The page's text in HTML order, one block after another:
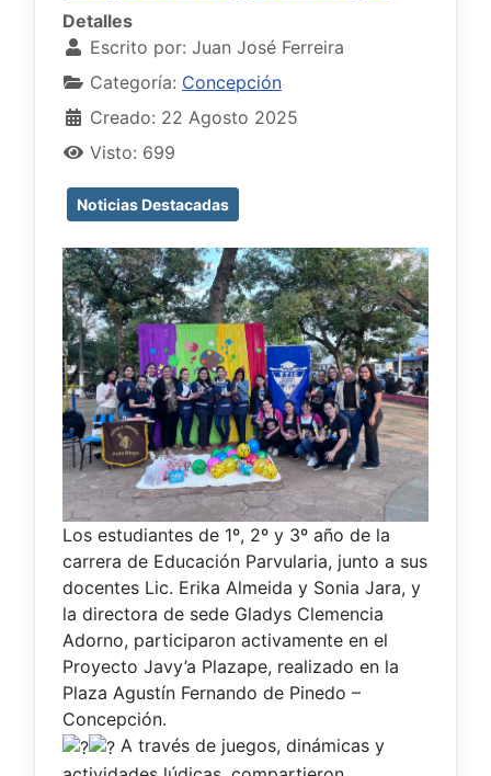
Detalles
Escrito por: Juan José Ferreira
Categoría: Concepción
Creado: 22 Agosto 2025
Visto: 699
Noticias Destacadas
Los estudiantes de 1º, 2º y 3º año de la
carrera de Educación Parvularia, junto a sus
docentes Lic. Erika Almeida y Sonia Jara, y
la directora de sede Gladys Clemencia
Adorno, participaron activamente en el
Proyecto Javy’a Plazape, realizado en la
Plaza Agustín Fernando de Pinedo –
Concepción.
A través de juegos, dinámicas y